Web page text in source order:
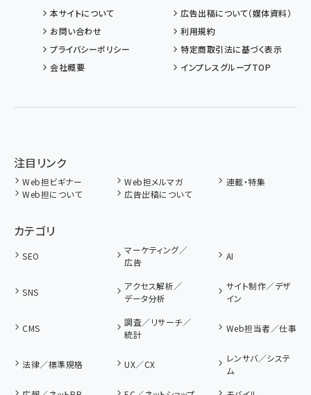
本サイトについて
広告出稿について（媒体資料）
お問い合わせ
利用規約
プライバシーポリシー
特定商取引法に基づく表示
会社概要
インプレスグループTOP
注目リンク
Web担ビギナー Web担メルマガ
連載・特集
Web担について
広告出稿について
カテゴリ
SEO
マーケティング／
広告
AI
SNS
アクセス解析／
データ分析
サイト制作／デザ
イン
CMS
調査／リサーチ／
統計
Web担当者／仕事
法律／標準規格 UX／CX
レンサバ／システ
ム